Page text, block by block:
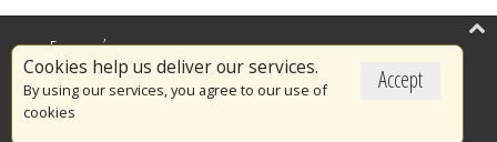
Accept
Cookies help us deliver our services.
By using our services, you agree to our use of
cookies
Επικαιρότητα
Το Πυροσβεστικό Σώμα